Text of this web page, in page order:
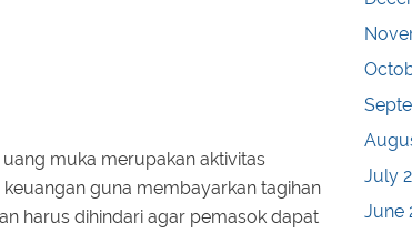
muka merupakan aktivitas
guna membayarkan tagihan
harus dihindari agar pemasok dapat
July
June